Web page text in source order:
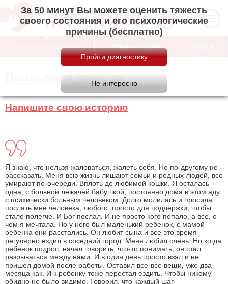
За 50 минут Вы можете оценить тяжесть
своего состояния и его психологические
причины (бесплатно)
Просьбы о помощи Отзывы о сайте
Просьбы о помощи
Напишите свою историю
Я знаю, что нельзя жаловаться, жалеть себя. Но по-другому не
рассказать. Меня всю жизнь лишают семьи и родных людей, все
умирают по-очереди. Вплоть до любимой кошки. Я осталась
одна, с больной лежачей бабушкой, постоянно дома в этом аду
с психически больным человеком. Долго молилась и просила
послать мне человека, любого, просто для поддержки, чтобы
стало полегче. И Бог послал. И не просто кого попало, а все, о
чем я мечтала. Но у него был маленький ребенок, с мамой
ребенка они расстались. Он любит сына и все это время
регулярно ездил в соседний город. Меня любил очень. Но когда
ребенок подрос, начал говорить, что-то понимать, он стал
разрываться между нами. И в один день просто взял и не
пришел домой после работы. Оставил все-все вещи, уже два
месяца как. И к ребенку тоже перестал ездить. Чтобы никому
обидно не было видимо. Говорил, что каждый шаг-